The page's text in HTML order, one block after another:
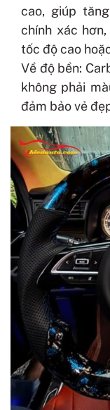
cao, giúp
chính xác
tốc độ cao
Về độ bền:
không phải
đảm bảo vẻ